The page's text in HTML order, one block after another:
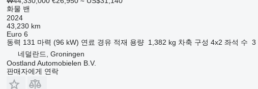
Interior colour: black
Environment
CO2 emission: 0 g/km
Maintenance, history and condition
APK (MOT): tested until 05/2027
Number of keys: 3 (2 hand transmitters)
화물 밴
2024
43,230 km
Euro 6
동력 131 마력 (96 kW) 연료 경유 적재 용량 1,382 kg 차축 구성 4x2 좌석 수 3
네덜란드, Groningen
Oostland Automobielen B.V.
판매자에게 연락